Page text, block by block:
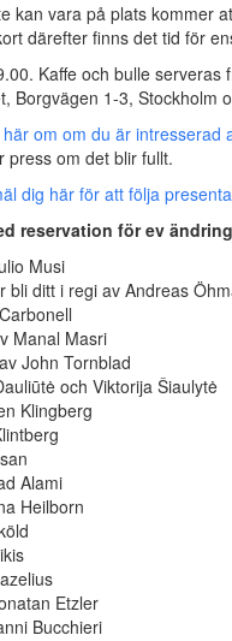
kan vara på plats kommer
därefter finns det tid för
Kaffe och bulle serveras
Borgvägen 1-3, Stockholm
om om du är intresserad
press om det blir fullt.
dig här för att följa
reservation för ev
Musi
bli ditt i regi av Andreas
Manal Masri
John Tornblad
och Viktorija Šiaulytė
Klingberg
Alami
Heilborn
Etzler
Bucchieri